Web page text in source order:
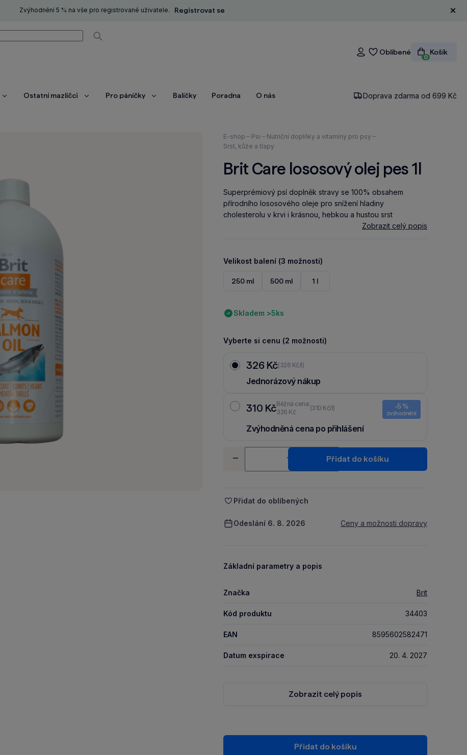
Zvýhodnění 5 % na vše pro registrované uživatele. Registrovat se
Vyhledávat
Přihlášení
Oblíbené
0
Košík
ZobrazitOstatní mazlíčci
ZobrazitPro páníčky
ZobrazitBalíčky Poradna O nás Doprava zdarma od 699 Kč
Nacházíte
se
E-shop Psi
Nutriční doplňky a vitamíny pro psy
Srst, kůže a tlapy
Brit Care lososový olej pes 1l
Superprémiový psí doplněk stravy se 100% obsahem
přírodního lososového oleje pro snížení hladiny
cholesterolu v krvi i krásnou, hebkou a hustou srst
Zobrazit celý popis
Velikost balení (3 možnosti)
250 ml 500 ml 1 l
Skladem >5ks
Vyberte si cenu (2 možnosti)
326 Kč(326 Kč/l)
Jednorázový nákup
310 KčBěžná cena:
326 Kč
(310 Kč/l) -5 %
zvýhodnění
Zvýhodněná cena po přihlášení
-
+
Přidat do košíku
Přidat do oblíbených
Odeslání 6. 8. 2026 Ceny a možnosti dopravy
Základní parametry a popis
Značka Brit
Kód produktu 34403
EAN 8595602582471
Datum exspirace 20. 4. 2027
Zobrazit celý popis
Přidat do košíku